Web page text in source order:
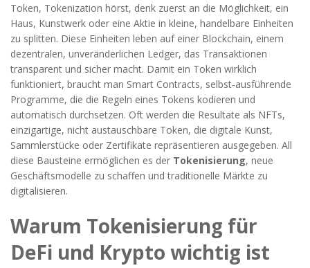
Token, Tokenization hörst, denk zuerst an die Möglichkeit, ein
Haus, Kunstwerk oder eine Aktie in kleine, handelbare Einheiten
zu splitten. Diese Einheiten leben auf einer Blockchain, einem
dezentralen, unveränderlichen Ledger, das Transaktionen
transparent und sicher macht. Damit ein Token wirklich
funktioniert, braucht man Smart Contracts, selbst‑ausführende
Programme, die die Regeln eines Tokens kodieren und
automatisch durchsetzen. Oft werden die Resultate als NFTs,
einzigartige, nicht austauschbare Token, die digitale Kunst,
Sammlerstücke oder Zertifikate repräsentieren ausgegeben. All
diese Bausteine ermöglichen es der Tokenisierung, neue
Geschäftsmodelle zu schaffen und traditionelle Märkte zu
digitalisieren.
Warum Tokenisierung für
DeFi und Krypto wichtig ist